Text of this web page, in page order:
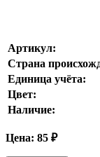
Артикул:
Страна
Единица учёта:
Цвет:
Наличие:
Цена: 85 ₽